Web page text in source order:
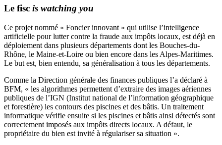
Le fisc is watching you
Ce projet nommé « Foncier innovant » qui utilise l’intelligence
artificielle pour lutter contre la fraude aux impôts locaux, est déjà en
déploiement dans plusieurs départements dont les Bouches-du-
Rhône, le Maine-et-Loire ou bien encore dans les Alpes-Maritimes.
Le but est, bien entendu, sa généralisation à tous les départements.
Comme la Direction générale des finances publiques l’a déclaré à
BFM, « les algorithmes permettent d’extraire des images aériennes
publiques de l’IGN (Institut national de l’information géographique
et forestière) les contours des piscines et des bâtis. Un traitement
informatique vérifie ensuite si les piscines et bâtis ainsi détectés sont
correctement imposés aux impôts directs locaux. A défaut, le
propriétaire du bien est invité à régulariser sa situation ».